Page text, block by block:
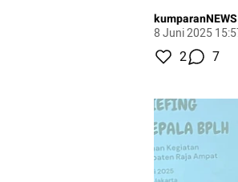
kumparanNEWS
8 Juni 2025
2 7